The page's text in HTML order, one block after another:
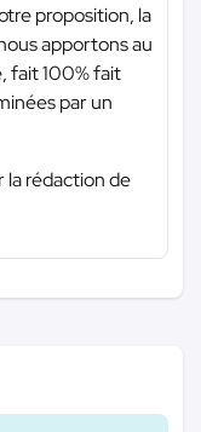
proposition, la
apportons au
fait 100% fait
par un
la rédaction de